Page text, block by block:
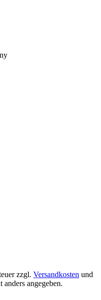
zzgl. Versandkosten und
angegeben.